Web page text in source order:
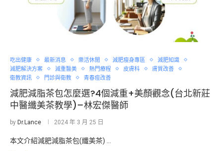
吃出健康 最新消息 樂活休閒 減肥瘦身專區
減肥知識
減肥解決方案
減重醫美 熱門療程 皮膚科
膚質改善
衛教資訊
門診與衛教 青春痘改善
減肥減脂茶包怎麼選?4個減重+美顏觀念(台北新莊
中醫纖美茶教學)–林宏傑醫師
by Dr.Lance 2024 年 3 月 25 日
本文介紹減肥減脂茶包(纖美茶) …